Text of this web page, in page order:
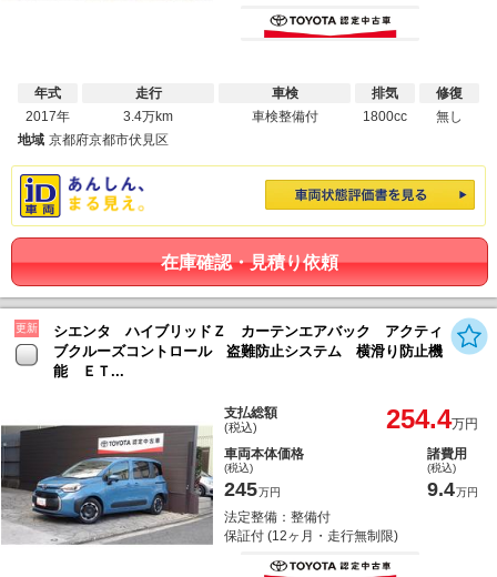
年式
2017年
走行
3.4万km
車検
車検整備付
排気
1800cc
修復
無し
地域 京都府京都市伏見区
在庫確認・見積り依頼
更新
シエンタ ハイブリッドＺ カーテンエアバック アクティ
ブクルーズコントロール 盗難防止システム 横滑り防止機
能 ＥＴ...
支払総額
(税込) 254.4万円
車両本体価格
(税込)
245万円
諸費用
(税込)
9.4万円
法定整備：整備付
保証付 (12ヶ月・走行無制限)